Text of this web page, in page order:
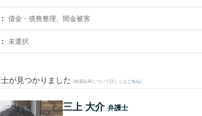
借金・債務整理、闇金被害
未選択
士が見つかりました (検索結果について詳しくは こちら)
三上 大介 弁護士